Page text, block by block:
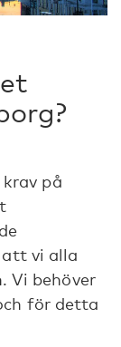
på
vi alla
Vi behöver
för detta